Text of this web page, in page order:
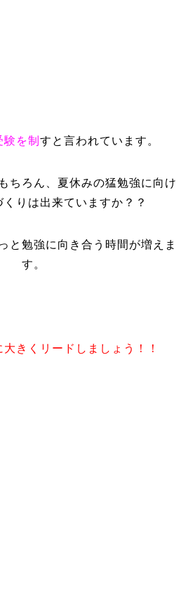
を制 すと言われています。
ちろん、夏休みの猛勉強に向け
りは出来ていますか？？
と勉強に向き合う時間が増えま
す。
きくリードしましょう！！